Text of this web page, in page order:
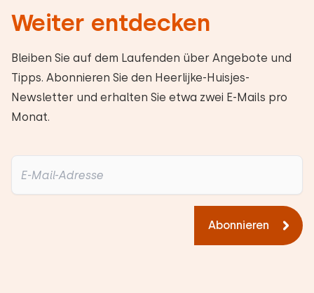
Weiter entdecken
Bleiben Sie auf dem Laufenden über Angebote und
Tipps. Abonnieren Sie den Heerlijke-Huisjes-
Newsletter und erhalten Sie etwa zwei E-Mails pro
Monat.
Abonnieren